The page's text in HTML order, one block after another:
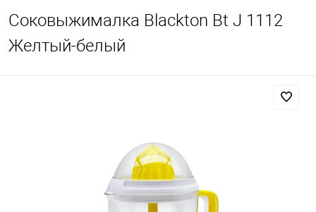
Соковыжималка Blackton Bt J 1112
Желтый-белый